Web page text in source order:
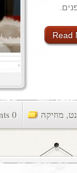
Read
0 comments , מוזיקה